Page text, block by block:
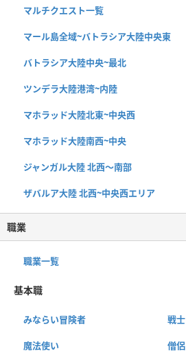
マルチクエスト一覧
マール島全域~バトラシア大陸中央東
バトラシア大陸中央~最北
ツンデラ大陸港湾~内陸
マホラッド大陸北東~中央西
マホラッド大陸南西~中央
ジャンガル大陸 北西〜南部
ザバルア大陸 北西~中央西エリア
職業
職業一覧
基本職
みならい冒険者 戦士
魔法使い 僧侶